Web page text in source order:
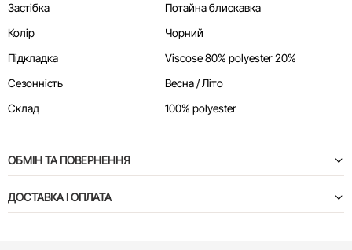
Застібка
Потайна блискавка
Колір
Чорний
Підкладка
Viscose 80% polyester 20%
Сезонність
Весна / Літо
Склад
100% polyester
ОБМІН ТА ПОВЕРНЕННЯ
ДОСТАВКА І ОПЛАТА